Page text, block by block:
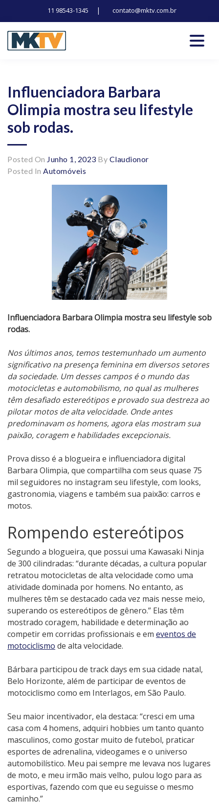
11 98543-1345 | contato@mktv.com.br
content
Influenciadora Barbara
Olimpia mostra seu lifestyle
sob rodas.
Posted On Junho 1, 2023 By Claudionor
Posted In Automóveis
Influenciadora Barbara Olimpia mostra seu lifestyle sob
rodas.
Nos últimos anos, temos testemunhado um aumento
significativo na presença feminina em diversos setores
da sociedade. Um desses campos é o mundo das
motocicletas e automobilismo, no qual as mulheres
têm desafiado estereótipos e provado sua destreza ao
pilotar motos de alta velocidade. Onde antes
predominavam os homens, agora elas mostram sua
paixão, coragem e habilidades excepcionais.
Prova disso é a blogueira e influenciadora digital
Barbara Olimpia, que compartilha com seus quase 75
mil seguidores no instagram seu lifestyle, com looks,
gastronomia, viagens e também sua paixão: carros e
motos.
Rompendo estereótipos
Segundo a blogueira, que possui uma Kawasaki Ninja
de 300 cilindradas: “durante décadas, a cultura popular
retratou motocicletas de alta velocidade como uma
atividade dominada por homens. No entanto, as
mulheres têm se destacado cada vez mais nesse meio,
superando os estereótipos de gênero.” Elas têm
mostrado coragem, habilidade e determinação ao
competir em corridas profissionais e em eventos de
motociclismo de alta velocidade.
Bárbara participou de track days em sua cidade natal,
Belo Horizonte, além de participar de eventos de
motociclismo como em Interlagos, em São Paulo.
Seu maior incentivador, ela destaca: “cresci em uma
casa com 4 homens, adquiri hobbies um tanto quanto
masculinos, como gostar muito de futebol, praticar
esportes de adrenalina, videogames e o universo
automobilístico. Meu pai sempre me levava nos lugares
de moto, e meu irmão mais velho, pulou logo para as
esportivas, fazendo com que eu seguisse o mesmo
caminho.”